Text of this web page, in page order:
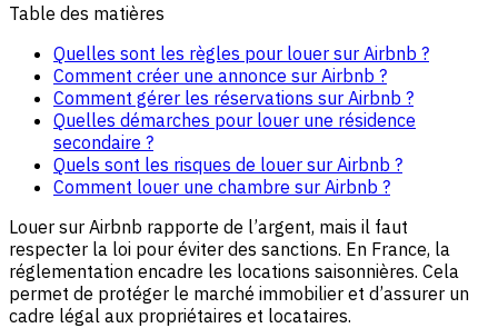
Table des matières
Quelles sont les règles pour louer sur Airbnb ?
Comment créer une annonce sur Airbnb ?
Comment gérer les réservations sur Airbnb ?
Quelles démarches pour louer une résidence
secondaire ?
Quels sont les risques de louer sur Airbnb ?
Comment louer une chambre sur Airbnb ?
Louer sur Airbnb rapporte de l’argent, mais il faut
respecter la loi pour éviter des sanctions. En France, la
réglementation encadre les locations saisonnières. Cela
permet de protéger le marché immobilier et d’assurer un
cadre légal aux propriétaires et locataires.